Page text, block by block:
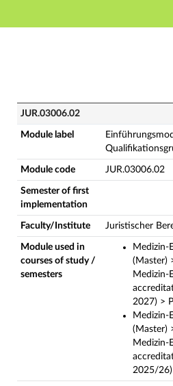
Main
JUR.03006.02 -
JUR.03006.02
Module label
Module code JUR.03006.02
Semester of first
implementation
Faculty/Institute Juristischer
Module used in
courses of study /
semesters
Medizin-
(Master)
Medizin-
2027) >
Medizin-
(Master)
Medizin-
2025/